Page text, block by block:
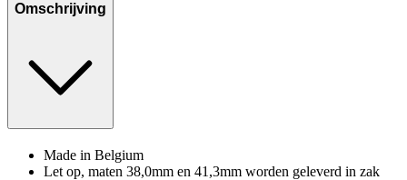
Omschrijving
Made in Belgium
Let op, maten 38,0mm en 41,3mm worden geleverd in zak